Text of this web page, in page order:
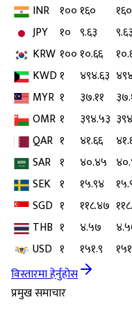
INR १००१६०
१६०
JPY
१० ९.६३
९.६३
KRW १००१०.६६
KWD१ ४९४.६३
MYR १ ३७.११
OMR १ ३९४.५३
QAR १ ४१.६६
SAR १ ४०.४५
SEK १ १५.९४
SGD १ ११८.४७
THB १ ४.५७
USD १ १५१.९
विस्तारमा हेर्नुहोस
प्रमुख समाचार